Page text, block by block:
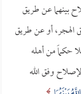
بينهما عن طريق
الهجر، أو عن طريق
حكماً من أهله
وفق الله